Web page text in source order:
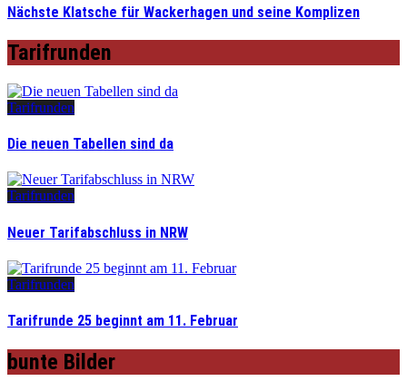
Nächste Klatsche für Wackerhagen und seine Komplizen
Tarifrunden
Tarifrunden
Die neuen Tabellen sind da
Tarifrunden
Neuer Tarifabschluss in NRW
Tarifrunden
Tarifrunde 25 beginnt am 11. Februar
bunte Bilder